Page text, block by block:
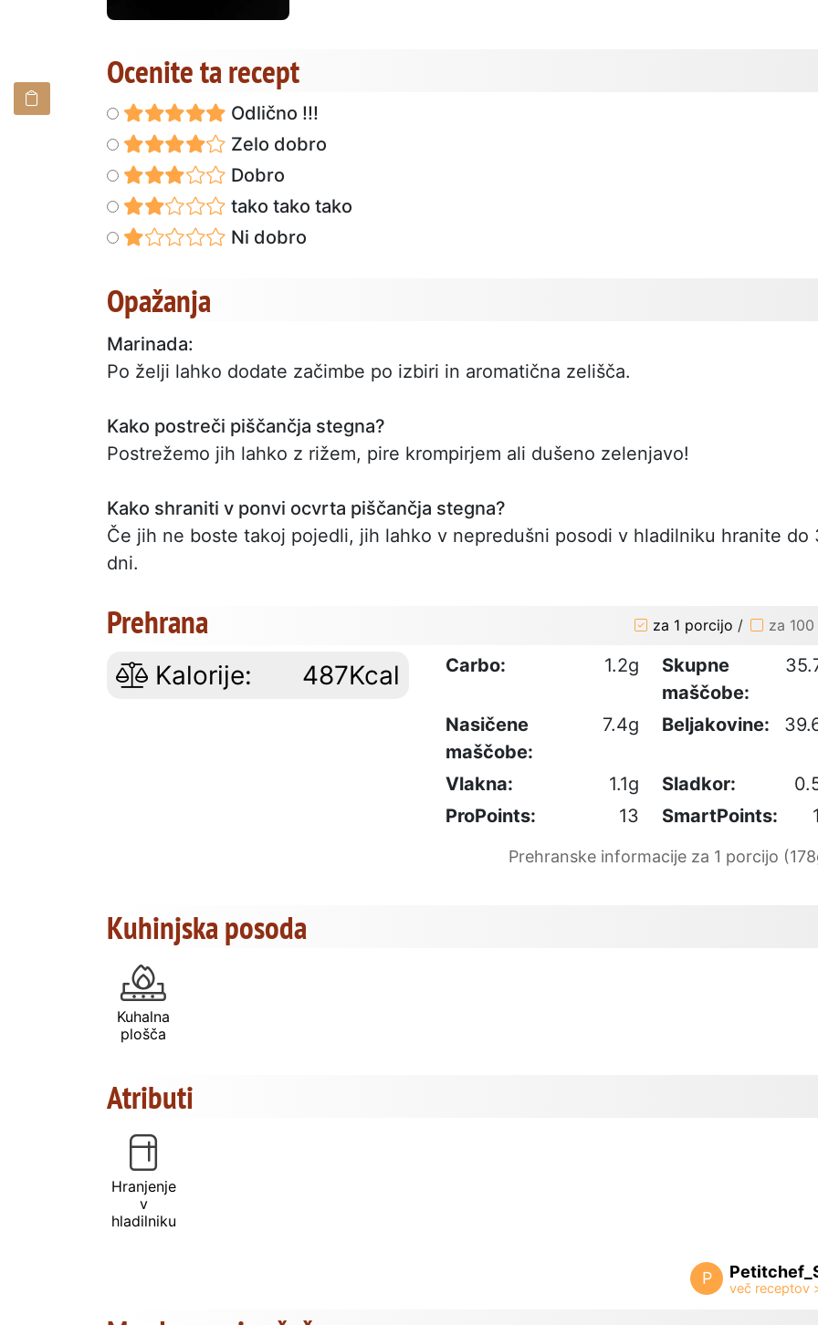
Ocenite ta recept
Odlično !!!
Zelo dobro
Dobro
tako tako tako
Ni dobro
Opažanja
Marinada:
Po želji lahko dodate začimbe po izbiri in aromatična zelišča.
Kako postreči piščančja stegna?
Postrežemo jih lahko z rižem, pire krompirjem ali dušeno zelenjavo!
Kako shraniti v ponvi ocvrta piščančja stegna?
Če jih ne boste takoj pojedli, jih lahko v nepredušni posodi v hladilniku hranite do
dni.
Prehrana za 1 porcijo / za
Kalorije: 487Kcal Carbo: 1.2g
Skupne
maščobe:
Nasičene
maščobe:
7.4g Beljakovine:
Vlakna: 1.1g Sladkor:
ProPoints:
13 SmartPoints:
Prehranske informacije za 1 porcijo
Kuhinjska posoda
Kuhalna
plošča
Atributi
Hranjenje
v
hladilniku
P